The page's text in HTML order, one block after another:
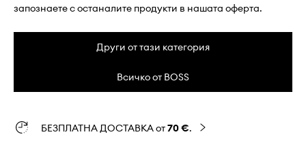
запознаете с останалите продукти в нашата оферта.
Други от тази категория
Всичко от BOSS
БЕЗПЛАТНА ДОСТАВКА от70 €.